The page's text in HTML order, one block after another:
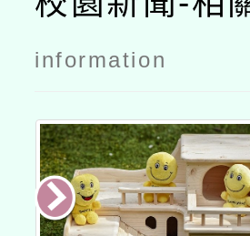
information